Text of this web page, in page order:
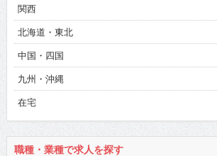
関西
北海道・東北
中国・四国
九州・沖縄
在宅
職種・業種で求人を探す